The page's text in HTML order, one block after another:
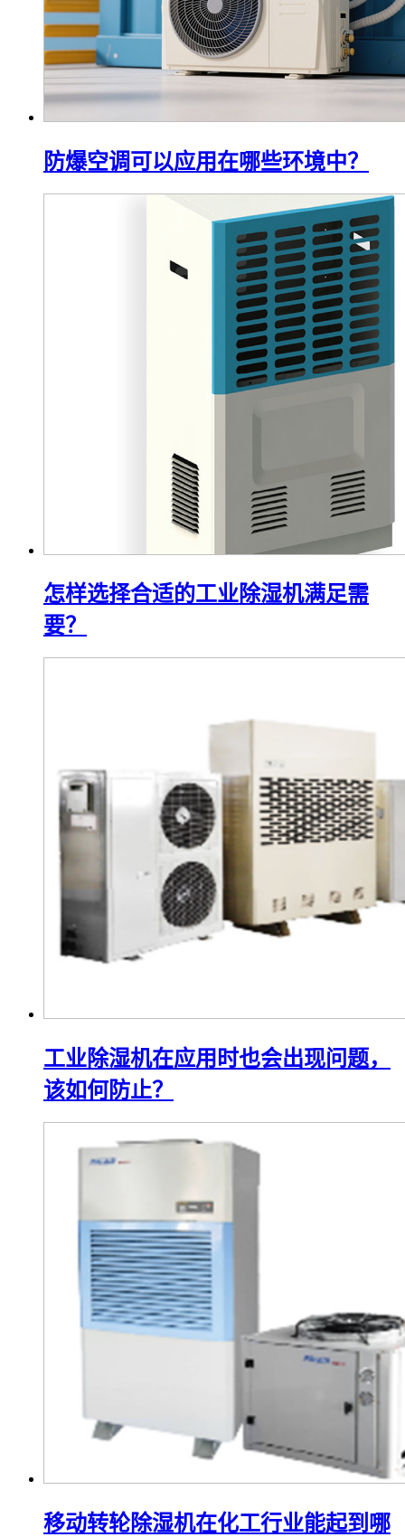
防爆空调可以应用在哪些环境中？
怎样选择合适的工业除湿机满足需
要？
工业除湿机在应用时也会出现问题，
该如何防止？
移动转轮除湿机在化工行业能起到哪